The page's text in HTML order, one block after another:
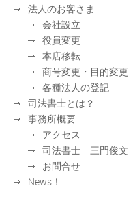
法人のお客さま
会社設立
役員変更
本店移転
商号変更・目的変更
各種法人の登記
司法書士とは？
事務所概要
アクセス
司法書士 三門俊文
お問合せ
News！